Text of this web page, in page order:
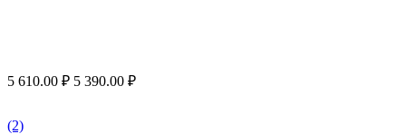
5 610.00 ₽ 5 390.00 ₽
(2)